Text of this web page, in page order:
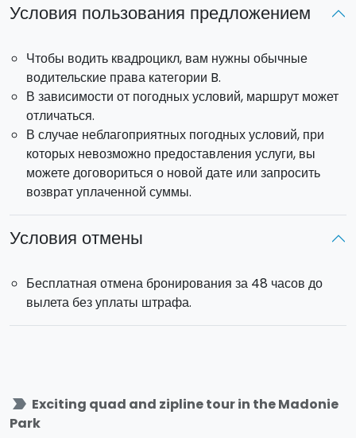
Продолжительность: 2 часа
Каждый квадроцикл рассчитан на двух человек.
Чего вы ждёте? Присоединяйтесь к нам и
отправляйтесь в приключение!
Условия пользования предложением
Чтобы водить квадроцикл, вам нужны обычные
водительские права категории B.
В зависимости от погодных условий, маршрут может
отличаться.
В случае неблагоприятных погодных условий, при
которых невозможно предоставления услуги, вы
можете договориться о новой дате или запросить
возврат уплаченной суммы.
Условия отмены
Бесплатная отмена бронирования за 48 часов до
вылета без уплаты штрафа.
label_important Exciting quad and zipline tour in the Madonie
Park